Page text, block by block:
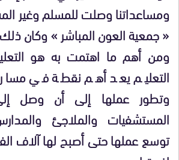
ومساعداتنا وصلت للمسلم وغير
« جمعية العون المباشر » وكان ذلك
ومن أهم ما اهتمت به هو
التعليم يعد أهم نقطة في مسار
وتطور عملها إلى أن وصل
المستشفيات والملاجئ
توسع عملها حتى أصبح لها آلاف